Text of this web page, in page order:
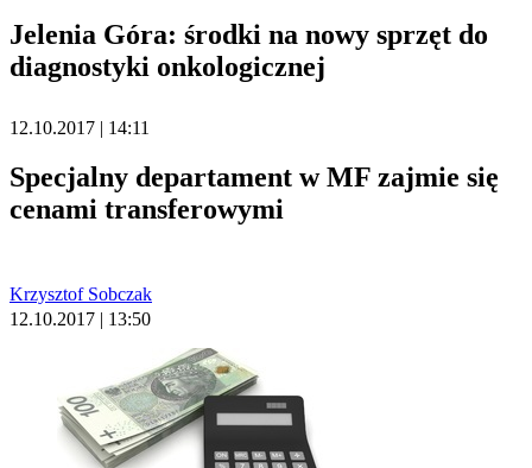
Jelenia Góra: środki na nowy sprzęt do
diagnostyki onkologicznej
12.10.2017 | 14:11
Specjalny departament w MF zajmie się
cenami transferowymi
Krzysztof Sobczak
12.10.2017 | 13:50